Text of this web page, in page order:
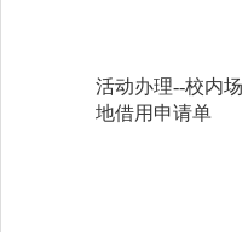
活动办理--校内场
地借用申请单